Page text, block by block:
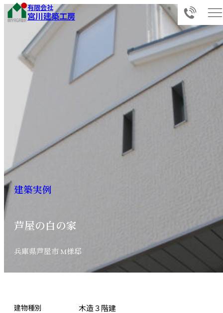
有限会社
宮川建築工房
建築実例
芦屋の白の家
兵庫県芦屋市 M様邸
建物種別 木造３階建